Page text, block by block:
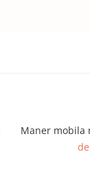
Maner mobila